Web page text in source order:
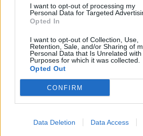
I want to opt-out of processing my
Personal Data for Targeted
Opted In
I want to opt-out of Collection, Use,
Retention, Sale, and/or Sharing of
Personal Data that Is Unrelated
Purposes for which it was collected.
Opted Out
CONFIRM
Data Deletion Data Access
Pour un grincement
inquiétant
Prévoyez un contrôle chez un
notamment si les plaquettes
km ou si les disques dépassent
Évitez les produits « anti-
du commerce, qui masquent
de fond.
Demandez un devis précis
intervention, surtout pour le